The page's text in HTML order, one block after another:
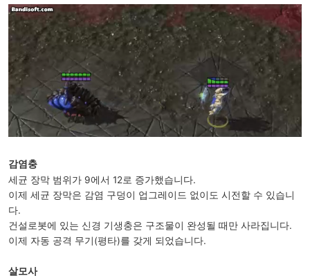
감염충
세균 장막 범위가 9에서 12로 증가했습니다.
이제 세균 장막은 감염 구덩이 업그레이드 없이도 시전할 수 있습니
다.
건설로봇에 있는 신경 기생충은 구조물이 완성될 때만 사라집니다.
이제 자동 공격 무기(평타)를 갖게 되었습니다.
살모사